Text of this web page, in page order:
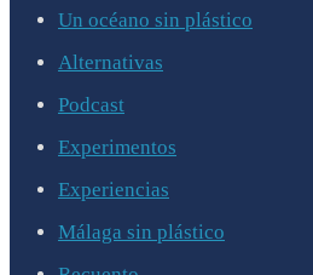
Un océano sin plástico
Alternativas
Podcast
Experimentos
Experiencias
Málaga sin plástico